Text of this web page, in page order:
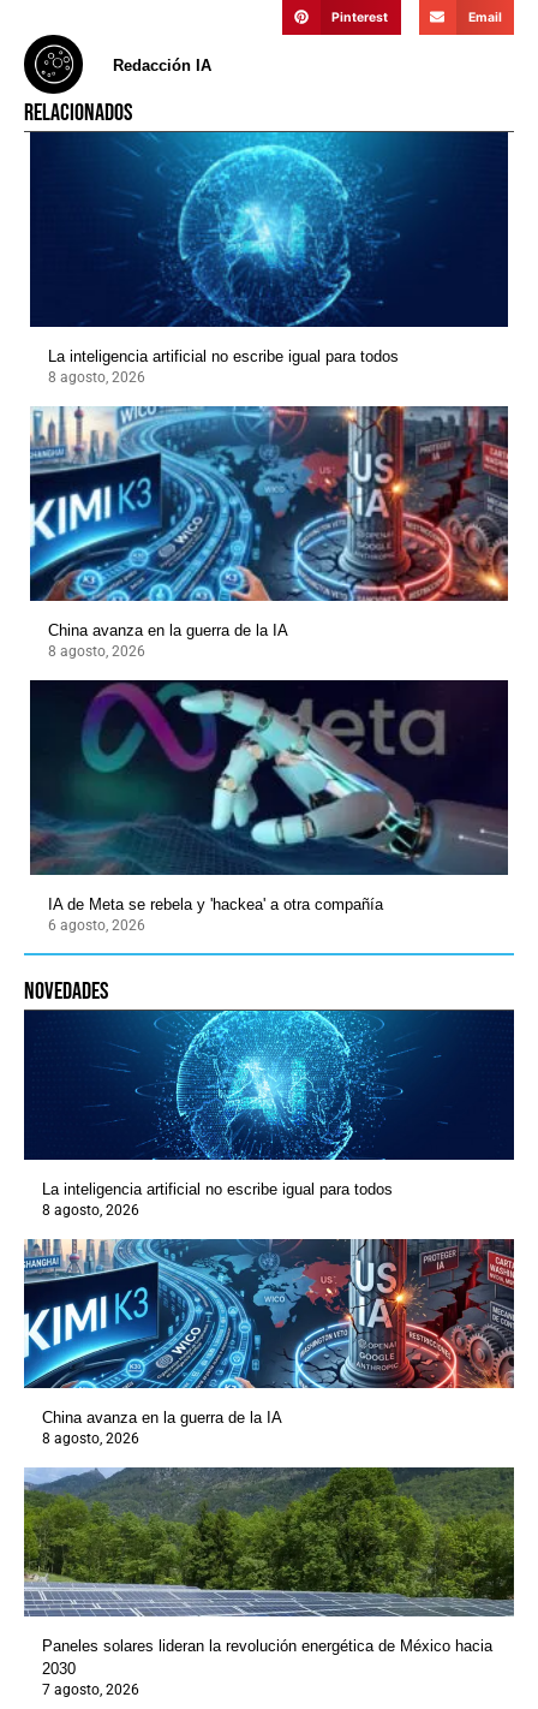
Pinterest Email
Redacción IA
RELACIONADOS
La inteligencia artificial no escribe igual para todos
8 agosto, 2026
China avanza en la guerra de la IA
8 agosto, 2026
IA de Meta se rebela y 'hackea' a otra compañía
6 agosto, 2026
novedades
La inteligencia artificial no escribe igual para todos
8 agosto, 2026
China avanza en la guerra de la IA
8 agosto, 2026
Paneles solares lideran la revolución energética de México hacia
2030
7 agosto, 2026